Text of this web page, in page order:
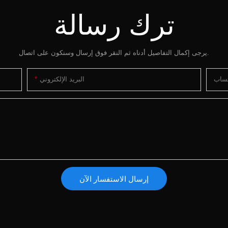
ترك رسالة
يرجى إكمال التفاصيل أدناه ثم النقر فوق إرسال وسنكون على اتصال.
البريد الإلكتروني
إرسال الاستفسار الآن